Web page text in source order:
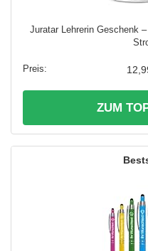
Juratar Lehrerin Geschenk
ZUM